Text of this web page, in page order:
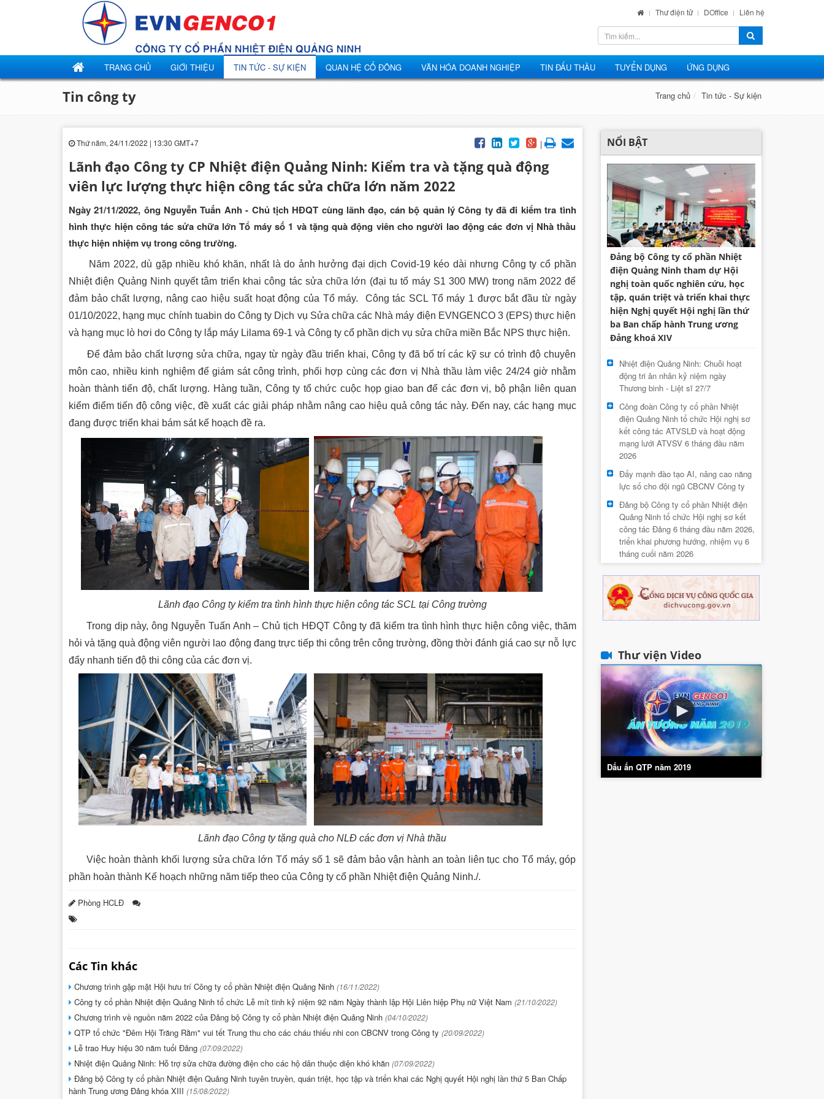
Thư điện tử DOffice Liên hệ
TRANG CHỦ GIỚI THIỆU TIN TỨC - SỰ KIỆN QUAN HỆ CỔ ĐÔNG VĂN HÓA DOANH NGHIỆP TIN ĐẤU THẦU TUYỂN DỤNG ỨNG DỤNG
Tin công ty Trang chủ Tin tức - Sự kiện
Thứ năm, 24/11/2022 | 13:30 GMT+7 |
Lãnh đạo Công ty CP Nhiệt điện Quảng Ninh: Kiểm tra và tặng quà động
viên lực lượng thực hiện công tác sửa chữa lớn năm 2022
Ngày 21/11/2022, ông Nguyễn Tuấn Anh - Chủ tịch HĐQT cùng lãnh đạo, cán bộ quản lý Công ty đã đi kiểm tra tình
hình thực hiện công tác sửa chữa lớn Tổ máy số 1 và tặng quà động viên cho người lao động các đơn vị Nhà thầu
thực hiện nhiệm vụ trong công trường.
Năm 2022, dù gặp nhiều khó khăn, nhất là do ảnh hưởng đại dịch Covid-19 kéo dài nhưng Công ty cổ phần
Nhiệt điện Quảng Ninh quyết tâm triển khai công tác sửa chữa lớn (đại tu tổ máy S1 300 MW) trong năm 2022 để
đảm bảo chất lượng, nâng cao hiệu suất hoạt động của Tổ máy. Công tác SCL Tổ máy 1 được bắt đầu từ ngày
01/10/2022, hạng mục chính tuabin do Công ty Dịch vụ Sửa chữa các Nhà máy điện EVNGENCO 3 (EPS) thực hiện
và hạng mục lò hơi do Công ty lắp máy Lilama 69-1 và Công ty cổ phần dịch vụ sửa chữa miền Bắc NPS thực hiện.
Để đảm bảo chất lượng sửa chữa, ngay từ ngày đầu triển khai, Công ty đã bố trí các kỹ sư có trình độ chuyên
môn cao, nhiều kinh nghiệm để giám sát công trình, phối hợp cùng các đơn vị Nhà thầu làm việc 24/24 giờ nhằm
hoàn thành tiến độ, chất lượng. Hàng tuần, Công ty tổ chức cuộc họp giao ban để các đơn vị, bộ phận liên quan
kiểm điểm tiến độ công việc, đề xuất các giải pháp nhằm nâng cao hiệu quả công tác này. Đến nay, các hạng mục
đang được triển khai bám sát kế hoạch đề ra.
Lãnh đạo Công ty kiểm tra tình hình thực hiện công tác SCL tại Công trường
Trong dịp này, ông Nguyễn Tuấn Anh – Chủ tịch HĐQT Công ty đã kiểm tra tình hình thực hiện công việc, thăm
hỏi và tặng quà động viên người lao động đang trực tiếp thi công trên công trường, đồng thời đánh giá cao sự nỗ lực
đẩy nhanh tiến độ thi công của các đơn vị.
Lãnh đạo Công ty tặng quà cho NLĐ các đơn vị Nhà thầu
Việc hoàn thành khối lượng sửa chữa lớn Tổ máy số 1 sẽ đảm bảo vận hành an toàn liên tục cho Tổ máy, góp
phần hoàn thành Kế hoạch những năm tiếp theo của Công ty cổ phần Nhiệt điện Quảng Ninh./.
Phòng HCLĐ
Các Tin khác
Chương trình gặp mặt Hội hưu trí Công ty cổ phần Nhiệt điện Quảng Ninh (16/11/2022)
Công ty cổ phần Nhiệt điện Quảng Ninh tổ chức Lễ mít tinh kỷ niệm 92 năm Ngày thành lập Hội Liên hiệp Phụ nữ Việt Nam (21/10/2022)
Chương trình về nguồn năm 2022 của Đảng bộ Công ty cổ phần Nhiệt điện Quảng Ninh (04/10/2022)
QTP tổ chức "Đêm Hội Trăng Rằm" vui tết Trung thu cho các cháu thiếu nhi con CBCNV trong Công ty (20/09/2022)
Lễ trao Huy hiệu 30 năm tuổi Đảng (07/09/2022)
Nhiệt điện Quảng Ninh: Hỗ trợ sửa chữa đường điện cho các hộ dân thuộc diện khó khăn (07/09/2022)
Đảng bộ Công ty cổ phần Nhiệt điện Quảng Ninh tuyên truyền, quán triệt, học tập và triển khai các Nghị quyết Hội nghị lần thứ 5 Ban Chấp
hành Trung ương Đảng khóa XIII (15/08/2022)
NỔI BẬT
Đảng bộ Công ty cổ phần Nhiệt
điện Quảng Ninh tham dự Hội
nghị toàn quốc nghiên cứu, học
tập, quán triệt và triển khai thực
hiện Nghị quyết Hội nghị lần thứ
ba Ban chấp hành Trung ương
Đảng khoá XIV
Nhiệt điện Quảng Ninh: Chuỗi hoạt
động tri ân nhân kỷ niệm ngày
Thương binh - Liệt sĩ 27/7
Công đoàn Công ty cổ phần Nhiệt
điện Quảng Ninh tổ chức Hội nghị sơ
kết công tác ATVSLĐ và hoạt động
mạng lưới ATVSV 6 tháng đầu năm
2026
Đẩy mạnh đào tạo AI, nâng cao năng
lực số cho đội ngũ CBCNV Công ty
Đảng bộ Công ty cổ phần Nhiệt điện
Quảng Ninh tổ chức Hội nghị sơ kết
công tác Đảng 6 tháng đầu năm 2026,
triển khai phương hướng, nhiệm vụ 6
tháng cuối năm 2026
Thư viện Video
Dấu ấn QTP năm 2019